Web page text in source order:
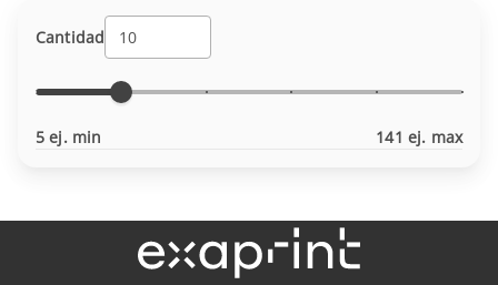
Cantidad
5 ej. min 141 ej. max